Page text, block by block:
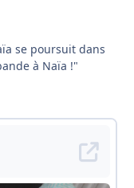
se poursuit dans
à Naïa !"